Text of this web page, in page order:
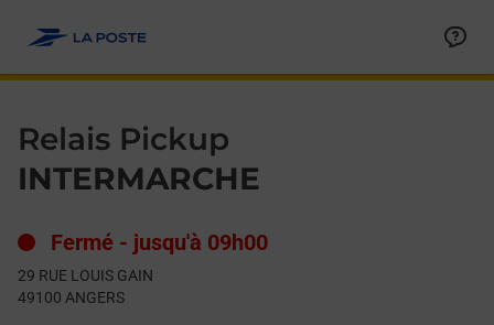
Relais Pickup
INTERMARCHE
Fermé - jusqu'à 09h00
29 RUE LOUIS GAIN
49100 ANGERS